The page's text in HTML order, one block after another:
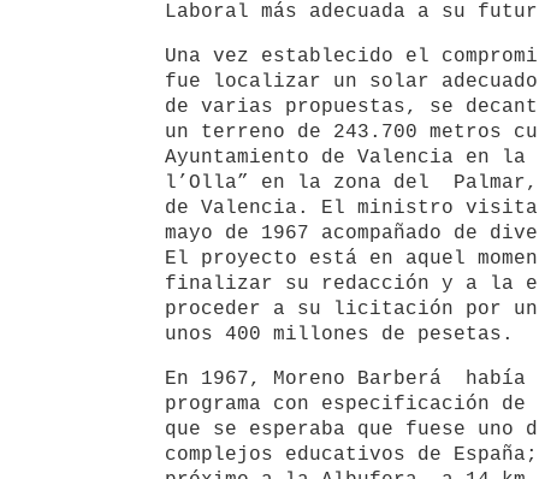
Laboral más adecuada a su
Una vez establecido el
fue localizar un solar
de varias propuestas, se
un terreno de 243.700 metros
Ayuntamiento de Valencia en
l’Olla” en la zona del
de Valencia. El ministro
mayo de 1967 acompañado de
El proyecto está en aquel
finalizar su redacción y a la
proceder a su licitación por
unos 400 millones de pesetas.
En 1967, Moreno Barberá
programa con especificación
que se esperaba que fuese uno
complejos educativos de